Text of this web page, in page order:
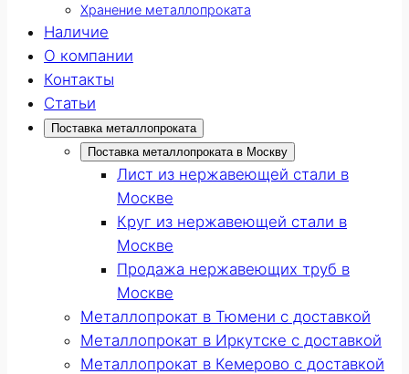
Хранение металлопроката
Наличие
О компании
Контакты
Статьи
Поставка металлопроката
Поставка металлопроката в Москву
Лист из нержавеющей стали в
Москве
Круг из нержавеющей стали в
Москве
Продажа нержавеющих труб в
Москве
Металлопрокат в Тюмени с доставкой
Металлопрокат в Иркутске с доставкой
Металлопрокат в Кемерово с доставкой